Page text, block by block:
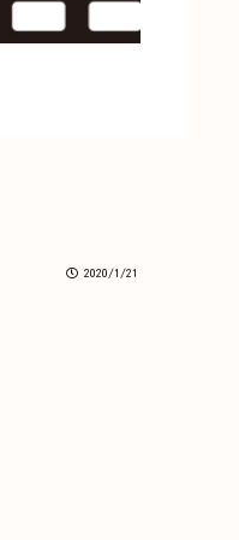
2020/1/21